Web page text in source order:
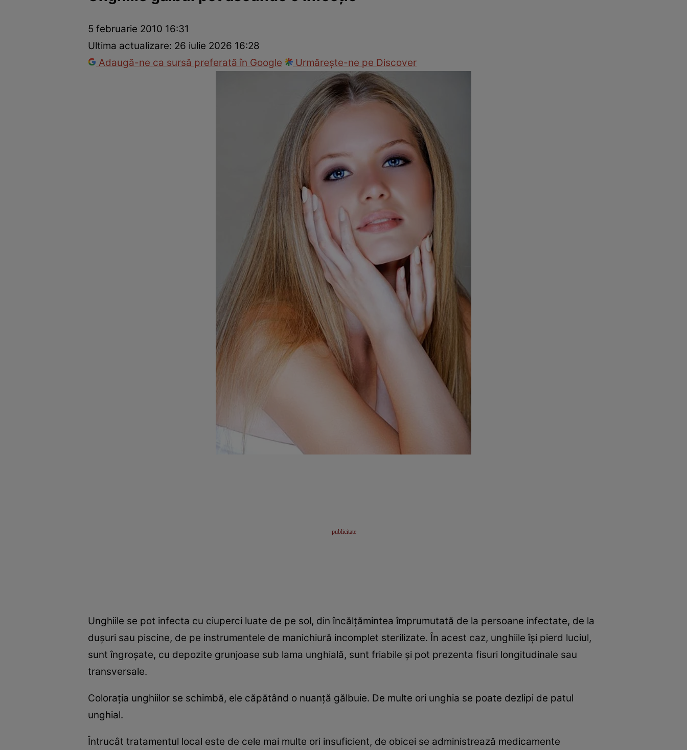
Prevenție și tratamentRemedii naturisteMedicii răspund
5 februarie 2010 16:31
Ultima actualizare: 26 iulie 2026 16:28
Adaugă-ne ca sursă preferată în Google
Urmărește-ne pe Discover
Unghiile se pot infecta cu ciuperci luate de pe sol, din încălţămintea împrumutată de la persoane infectate, de la
duşuri sau piscine, de pe instrumentele de manichiură incomplet sterilizate. În acest caz, unghiile îşi pierd luciul,
sunt îngroşate, cu depozite grunjoase sub lama unghială, sunt friabile şi pot prezenta fisuri longitudinale sau
transversale.
Coloraţia unghiilor se schimbă, ele căpătând o nuanţă gălbuie. De multe ori unghia se poate dezlipi de patul
unghial.
Întrucât tratamentul local este de cele mai multe ori insuficient, de obicei se administrează medicamente